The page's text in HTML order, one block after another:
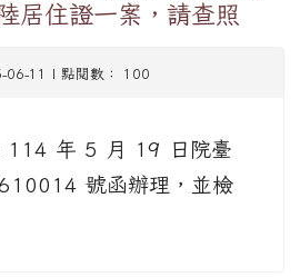
居住證一案，請查照
06-11 | 點閱數： 100
114 年 5 月 19 日院臺
號函辦理，並檢